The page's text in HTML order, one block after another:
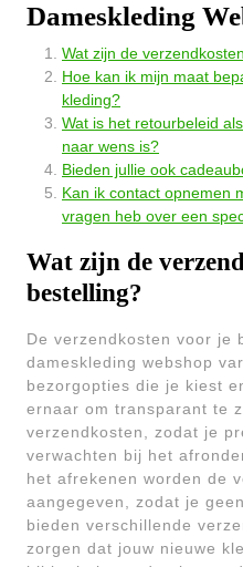
Dameskleding
Wat zijn de
Hoe kan ik mijn maat
kleding?
Wat is het retourbeleid
naar wens is?
Bieden jullie ook
Kan ik contact opnemen
vragen heb over een
Wat zijn de
bestelling?
De verzendkosten voor je
dameskleding webshop
bezorgopties die je kiest
ernaar om transparant te
verzendkosten, zodat je
verwachten bij het
het afrekenen worden de
aangegeven, zodat je
bieden verschillende
zorgen dat jouw nieuwe